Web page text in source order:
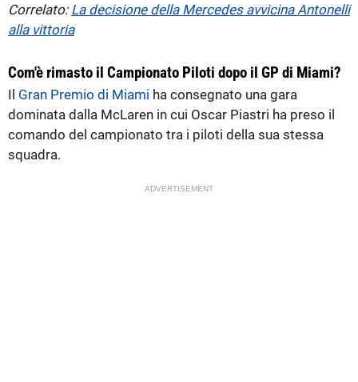
Correlato: La decisione della Mercedes avvicina Antonelli
alla vittoria
Com'è rimasto il Campionato Piloti dopo il GP di Miami?
Il Gran Premio di Miami ha consegnato una gara
dominata dalla McLaren in cui Oscar Piastri ha preso il
comando del campionato tra i piloti della sua stessa
squadra.
ADVERTISEMENT